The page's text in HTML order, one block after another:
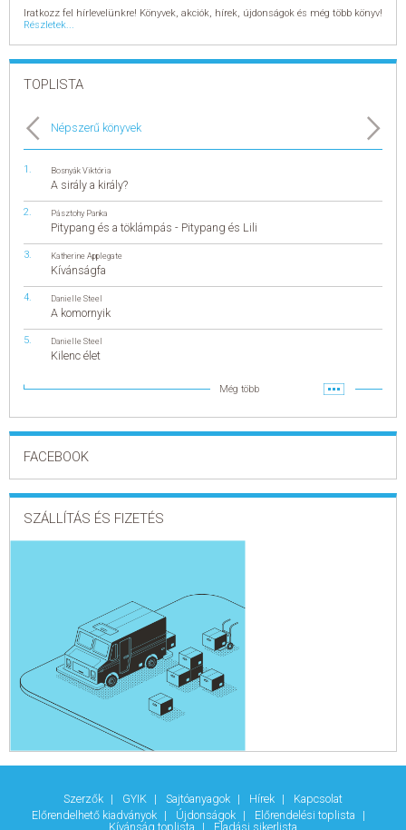
Iratkozz fel hírlevelünkre! Könyvek, akciók, hírek, újdonságok és még több könyv!
Részletek...
TOPLISTA
Népszerű könyvek
Bosnyák Viktória
A sirály a király?
Pásztohy Panka
Pitypang és a töklámpás - Pitypang és Lili
Katherine Applegate
Kívánságfa
Danielle Steel
A komornyik
Danielle Steel
Kilenc élet
Még több
FACEBOOK
SZÁLLÍTÁS ÉS FIZETÉS
Szerzők GYIK Sajtóanyagok Hírek
Kapcsolat
Előrendelhető kiadványok
Újdonságok
Előrendelési toplista
Kívánság toplista
Eladási sikerlista